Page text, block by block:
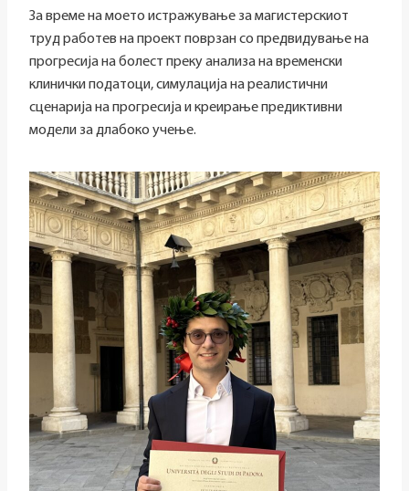
За време на моето истражување за магистерскиот
труд работев на проект поврзан со предвидување на
прогресија на болест преку анализа на временски
клинички податоци, симулација на реалистични
сценарија на прогресија и креирање предиктивни
модели за длабоко учење.